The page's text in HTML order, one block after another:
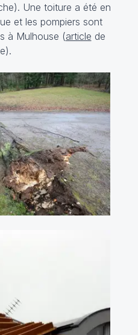
Une toiture a été en
et les pompiers sont
à Mulhouse (article de